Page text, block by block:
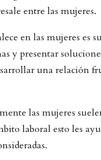
entre las mujeres.
en las mujeres es
y presentar
una relación
las mujeres
laboral esto les